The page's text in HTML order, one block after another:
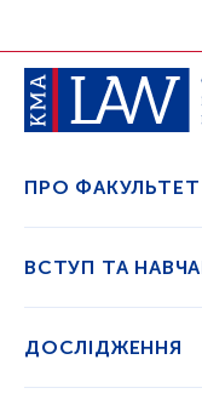
ПРО ФАКУЛЬТЕТ
ВСТУП ТА
ДОСЛІДЖЕННЯ